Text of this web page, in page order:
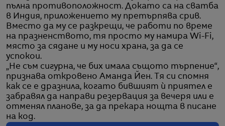
пълна противоположност. Докато са на сватба
в Индия, приложението му претърпява срив.
Вместо да му се разкрещи, че работи по време
на празненството, тя просто му намира Wi-Fi,
място за сядане и му носи храна, за да се
успокои.
„Не съм сигурна, че бих имала същото търпение“,
признава откровено Аманда Йен. Тя си спомня
как се е дразнила, когато бившият ѝ приятел е
забравял да направи резервация за вечеря или е
отменял планове, за да прекара нощта в писане
на код.